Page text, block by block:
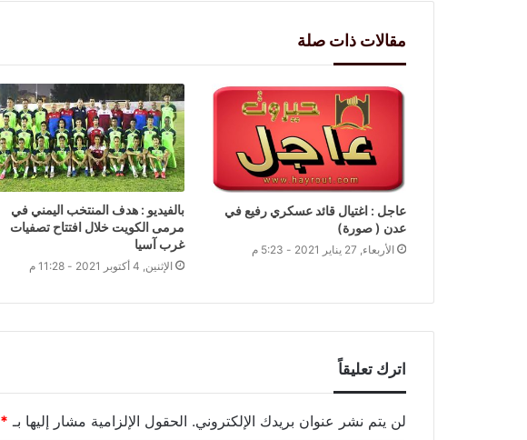
مقالات ذات صلة
عاجل : اغتيال قائد عسكري رفيع في
عدن ( صورة)
الأربعاء, 27 يناير 2021 - 5:23 م
بالفيديو : هدف المنتخب اليمني في
مرمى الكويت خلال افتتاح تصفيات
غرب آسيا
الإثنين, 4 أكتوبر 2021 - 11:28 م
اترك تعليقاً
لن يتم نشر عنوان بريدك الإلكتروني. الحقول الإلزامية مشار إليها بـ *